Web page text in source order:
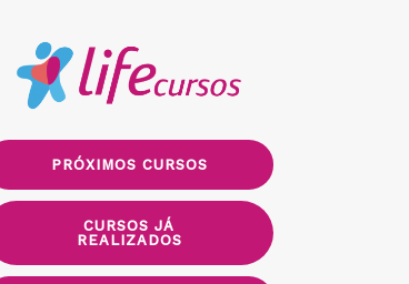
PRÓXIMOS CURSOS
CURSOS JÁ
REALIZADOS